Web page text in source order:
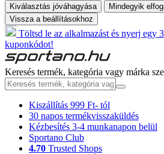
Kiválasztás jóváhagyása
Mindegyik
Vissza a beállításokhoz
Töltsd le az alkalmazást és nyerj egy
kuponkódot!
Keresés termék, kategória vagy márka
Kiszállítás 999 Ft- tól
30 napos termékvisszaküldés
Kézbesítés 3-4 munkanapon belül
Sportano Club
4.70 Trusted Shops